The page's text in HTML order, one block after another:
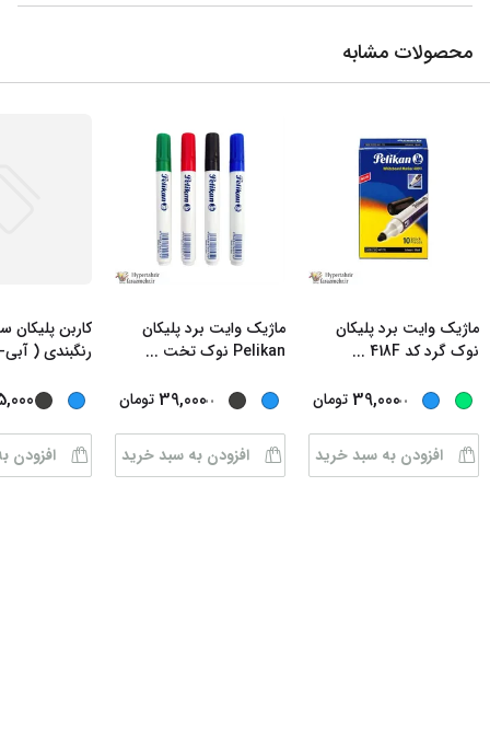
محصولات مشابه
ماژیک وایت برد پلیکان
نوک گرد کد 418F
...
...
39,000 تومان
افزودن به سبد خرید
ماژیک وایت برد پلیکان
Pelikan نوک تخت
...
...
39,000 تومان
افزودن به سبد خرید
رنگبندی (
افزودن